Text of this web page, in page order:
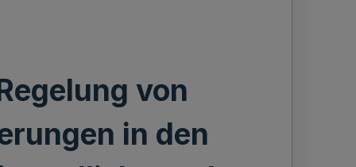
von
in den